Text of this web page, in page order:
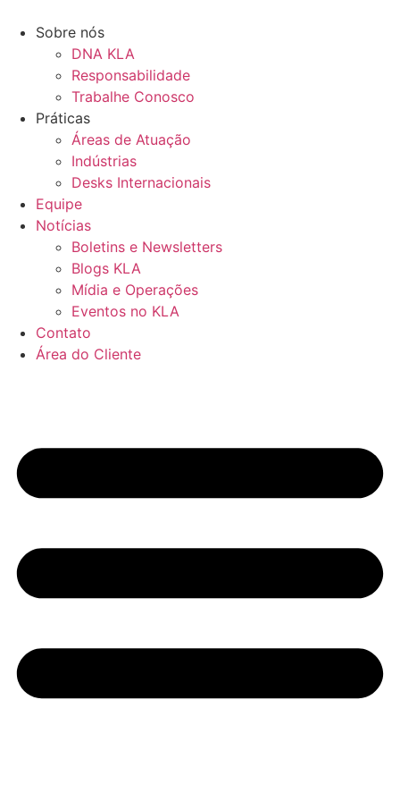
para
conteúdo
Sobre nós
DNA KLA
Responsabilidade
Trabalhe Conosco
Práticas
Áreas de Atuação
Indústrias
Desks Internacionais
Equipe
Notícias
Boletins e Newsletters
Blogs KLA
Mídia e Operações
Eventos no KLA
Contato
Área do Cliente